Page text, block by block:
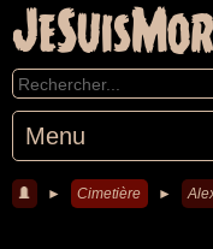
Menu
► Cimetière ►